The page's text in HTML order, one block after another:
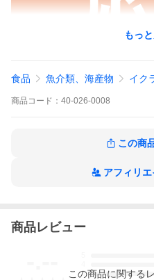
もっ
食品 魚介類、海産物 イク
商品 コード： 40-026-0008
この商
アフィリ
商品レビュー
3
この商品に関する